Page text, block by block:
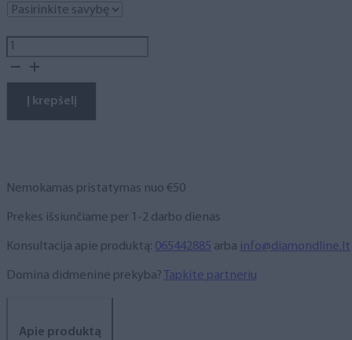
produkto
kiekis:
THIXOTROPIC
išsilyginantis
gelis,
30ml
50ml
Į krepšelį
Nemokamas pristatymas nuo €50
Prekes išsiunčiame per 1-2 darbo dienas
Konsultacija apie produktą: 065442885 arba info@diamondline.lt
Domina didmeninė prekyba? Tapkite partneriu
Apie produktą